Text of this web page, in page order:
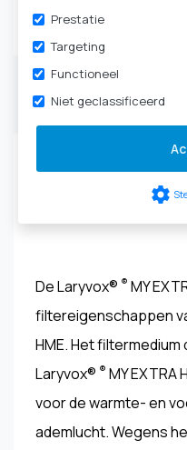
Laryvox® ® MY
De Laryvox® ® MY
filtereigenschappen
HME. Het filtermedium
Laryvox® ® MY
voor de warmte- en
ademlucht. Wegens
Prestatie
Targeting
Functioneel
Niet geclassificeerd
settings